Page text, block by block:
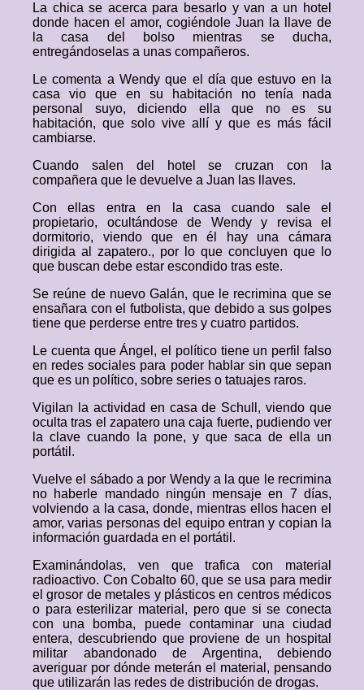
La chica se acerca para besarlo y van a un hotel
donde hacen el amor, cogiéndole Juan la llave de
la casa del bolso mientras se ducha,
entregándoselas a unas compañeros.
Le comenta a Wendy que el día que estuvo en la
casa vio que en su habitación no tenía nada
personal suyo, diciendo ella que no es su
habitación, que solo vive allí y que es más fácil
cambiarse.
Cuando salen del hotel se cruzan con la
compañera que le devuelve a Juan las llaves.
Con ellas entra en la casa cuando sale el
propietario, ocultándose de Wendy y revisa el
dormitorio, viendo que en él hay una cámara
dirigida al zapatero., por lo que concluyen que lo
que buscan debe estar escondido tras este.
Se reúne de nuevo Galán, que le recrimina que se
ensañara con el futbolista, que debido a sus golpes
tiene que perderse entre tres y cuatro partidos.
Le cuenta que Ángel, el político tiene un perfil falso
en redes sociales para poder hablar sin que sepan
que es un político, sobre series o tatuajes raros.
Vigilan la actividad en casa de Schull, viendo que
oculta tras el zapatero una caja fuerte, pudiendo ver
la clave cuando la pone, y que saca de ella un
portátil.
Vuelve el sábado a por Wendy a la que le recrimina
no haberle mandado ningún mensaje en 7 días,
volviendo a la casa, donde, mientras ellos hacen el
amor, varias personas del equipo entran y copian la
información guardada en el portátil.
Examinándolas, ven que trafica con material
radioactivo. Con Cobalto 60, que se usa para medir
el grosor de metales y plásticos en centros médicos
o para esterilizar material, pero que si se conecta
con una bomba, puede contaminar una ciudad
entera, descubriendo que proviene de un hospital
militar abandonado de Argentina, debiendo
averiguar por dónde meterán el material, pensando
que utilizarán las redes de distribución de drogas.